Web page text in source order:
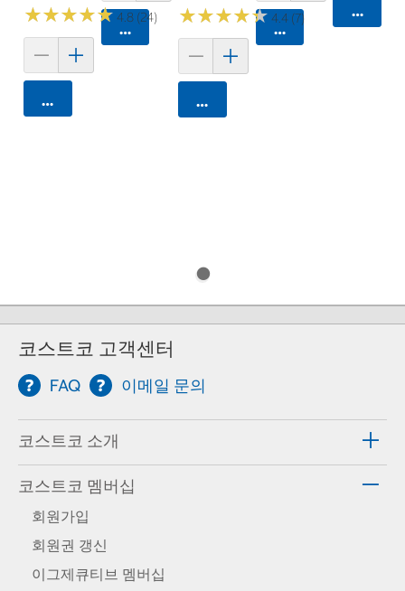
★★★★★
★★★★★4.8 (24)
카트에 담기
카트에 담기
★★★★★
★★★★★4.4 (7)
카트에 담기
카트에 담기
카트에
코스트코 고객센터
FAQ 이메일 문의
코스트코 소개
코스트코 멤버십
회원가입
회원권 갱신
이그제큐티브 멤버십